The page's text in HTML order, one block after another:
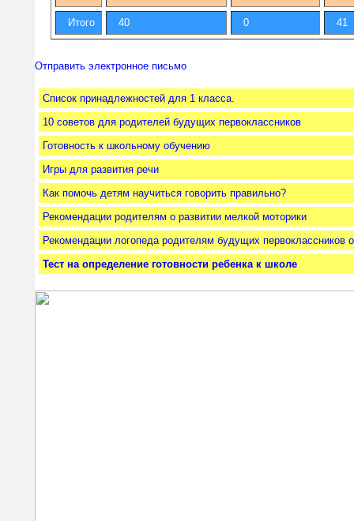
Итого 40 0 41
Отправить электронное письмо
Cписок принадлежностей для 1 класса.
10 советов для родителей будущих первоклассников
Готовность к школьному обучению
Игры для развития речи
Как помочь детям научиться говорить правильно?
Рекомендации родителям о развитии мелкой моторики
Рекомендации логопеда родителям будущих первоклассников
Тест на определение готовности ребенка к школе